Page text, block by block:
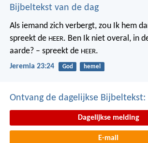
Bijbeltekst van de dag
Als iemand zich verbergt, zou Ik hem
spreekt de HEER. Ben Ik niet overal, in
aarde? – spreekt de HEER.
Jeremia 23:24 God hemel
Ontvang de dagelijkse Bijbeltekst:
Dagelijkse melding
E-mail